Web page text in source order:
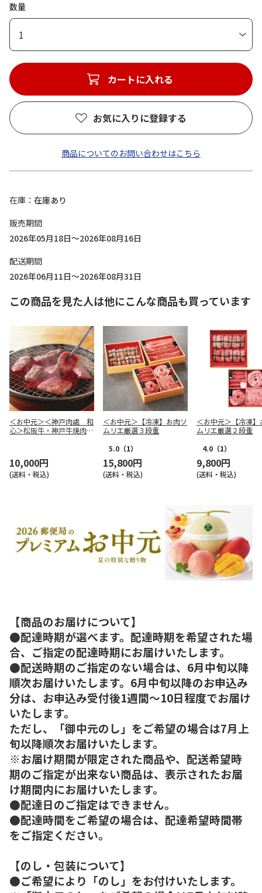
数量
1
カートに入れる
お気に入りに登録する
商品についてのお問い合わせはこちら
在庫
在庫あり
販売期間
2026年05月18日～2026年08月16日
配送期間
2026年06月11日～2026年08月31日
この商品を見た人は他にこんな商品も買っています
＜お中元＞＜神戸肉處 和
心＞松阪牛・神戸牛焼肉用
10,000円
(送料・税込)
＜お中元＞【冷凍】お肉ソ
ムリエ厳選３段重
5.0 （1）
15,800円
(送料・税込)
＜お中元＞【冷凍】
ムリエ厳選２段重
4.0 （1）
9,800円
(送料・税込)
【商品のお届けについて】
●配達時期が選べます。配達時期を希望された場
合、ご指定の配達時期にお届けいたします。
●配送時期のご指定のない場合は、6月中旬以降
順次お届けいたします。6月中旬以降のお申込み
分は、お申込み受付後1週間～10日程度でお届け
いたします。
ただし、「御中元のし」をご希望の場合は7月上
旬以降順次お届けいたします。
※お届け期間が限定された商品や、配送希望時
期のご指定が出来ない商品は、表示されたお届
け期間内にお届けいたします。
●配達日のご指定はできません。
●配達時間をご希望の場合は、配達希望時間帯
をご指定ください。
【のし・包装について】
●ご希望により「のし」をお付けいたします。